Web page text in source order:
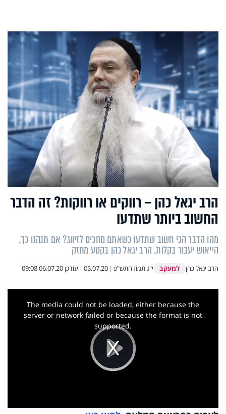
הרב יגאל כהן – רווקים או רווקות? זה הדבר
החשוב ביותר שתדעו
מהו הדבר הכי חשוב שתדעו כשאתם מחכים לזיווג? אם תנהגו כך,
הייאוש יעבור בקלות. הרב יגאל כהן בקטע מחזק
הרב יגאל כהן למעקב י"ג תמוז התש"פ |
05.07.20
| עודכן06.07.20 09:08
Play
This
The media could not be loaded, either because the
server or network failed or because the format is not
supported.